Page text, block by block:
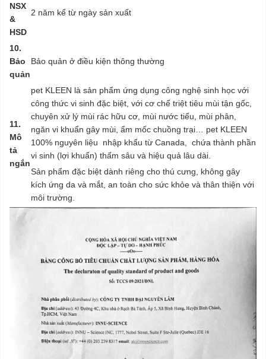
NSX
&
HSD
2 năm kể từ ngày sản xuất
10.
Bảo
quản
Bảo quản ở điều kiện thông thường
11.
Mô
tả
ngắn
pet KLEEN là sản phẩm ứng dụng công nghệ sinh học với
công thức vi sinh đặc biệt, với cơ chế triệt tiêu mùi tận gốc,
chuyên xử lý mùi rác hữu cơ, mùi nước tiểu, mùi phân,
ngăn vi khuẩn gây mùi, ẩm mốc chuồng trại… pet KLEEN
100% nguyên liệu nhập khẩu từ Canada, chứa thành phần
vi sinh (lợi khuẩn) thấm sâu và hiệu quả lâu dài.
Sản phẩm đặc biệt dành riêng cho thú cưng, không gây
kích ứng da và mắt, an toàn cho sức khỏe và thân thiện với
môi trường.